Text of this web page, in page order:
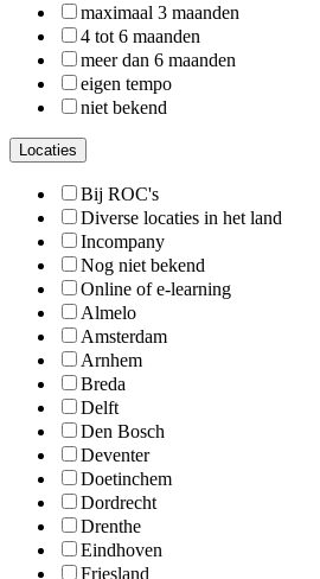
maximaal 3 maanden
4 tot 6 maanden
meer dan 6 maanden
eigen tempo
niet bekend
Locaties
Bij ROC's
Diverse locaties in het land
Incompany
Nog niet bekend
Online of e-learning
Almelo
Amsterdam
Arnhem
Breda
Delft
Den Bosch
Deventer
Doetinchem
Dordrecht
Drenthe
Eindhoven
Friesland